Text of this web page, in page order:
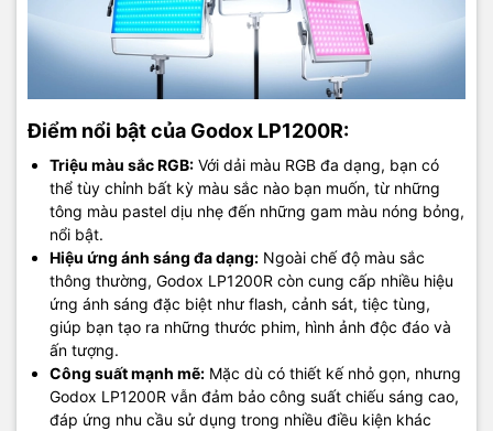
Điểm nổi bật của Godox LP1200R:
Triệu màu sắc RGB: Với dải màu RGB đa dạng, bạn có
thể tùy chỉnh bất kỳ màu sắc nào bạn muốn, từ những
tông màu pastel dịu nhẹ đến những gam màu nóng bỏng,
nổi bật.
Hiệu ứng ánh sáng đa dạng: Ngoài chế độ màu sắc
thông thường, Godox LP1200R còn cung cấp nhiều hiệu
ứng ánh sáng đặc biệt như flash, cảnh sát, tiệc tùng,
giúp bạn tạo ra những thước phim, hình ảnh độc đáo và
ấn tượng.
Công suất mạnh mẽ: Mặc dù có thiết kế nhỏ gọn, nhưng
Godox LP1200R vẫn đảm bảo công suất chiếu sáng cao,
đáp ứng nhu cầu sử dụng trong nhiều điều kiện khác